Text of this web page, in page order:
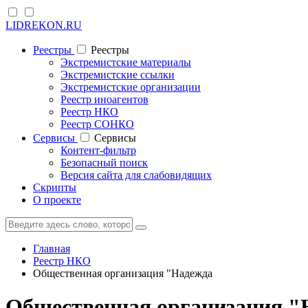
LIDREKON.RU
Реестры
Реестры
Экстремистские материалы
Экстремистские ссылки
Экстремистские организации
Реестр иноагентов
Реестр НКО
Реестр СОНКО
Cервисы
Cервисы
Контент-фильтр
Безопасный поиск
Версия сайта для слабовидящих
Скрипты
О проекте
Главная
Реестр НКО
Общественная организация "Надежда